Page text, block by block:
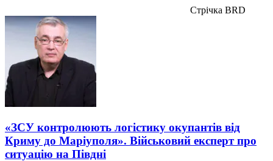
Стрічка BRD
«ЗСУ контролюють логістику окупантів від
Криму до Маріуполя». Військовий експерт про
ситуацію на Півдні